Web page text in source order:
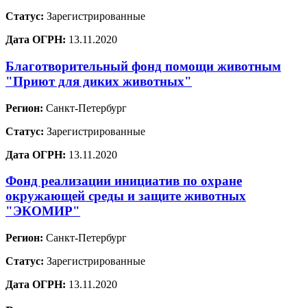
Статус: Зарегистрированные
Дата ОГРН: 13.11.2020
Благотворительный фонд помощи животным
"Приют для диких животных"
Регион: Санкт-Петербург
Статус: Зарегистрированные
Дата ОГРН: 13.11.2020
Фонд реализации инициатив по охране
окружающей среды и защите животных
"ЭКОМИР"
Регион: Санкт-Петербург
Статус: Зарегистрированные
Дата ОГРН: 13.11.2020